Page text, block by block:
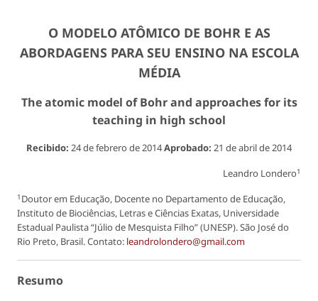
O MODELO ATÔMICO DE BOHR E AS
ABORDAGENS PARA SEU ENSINO NA ESCOLA
MÉDIA
The atomic model of Bohr and approaches for its
teaching in high school
Recibido: 24 de febrero de 2014Aprobado: 21 de abril de 2014
Leandro Londero1
1 Doutor em Educação, Docente no Departamento de Educação,
Instituto de Biociências, Letras e Ciências Exatas, Universidade
Estadual Paulista “Júlio de Mesquista Filho” (UNESP). São José do
Rio Preto, Brasil. Contato: leandrolondero@gmail.com
Resumo